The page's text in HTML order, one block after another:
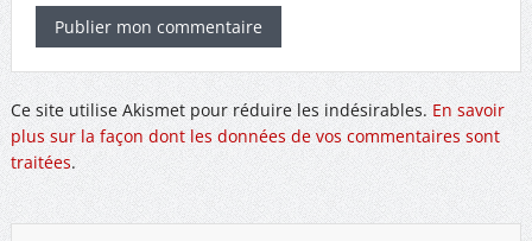
Ce site utilise Akismet pour réduire les indésirables. En savoir
plus sur la façon dont les données de vos commentaires sont
traitées.